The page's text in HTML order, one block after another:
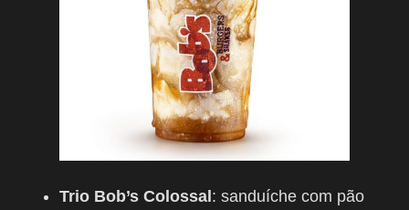
Trio Bob’s Colossal: sanduíche com pão